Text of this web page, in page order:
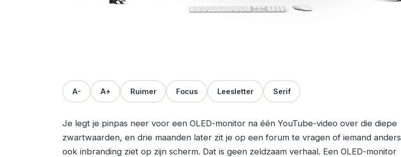
A- A+ Ruimer Focus Leesletter Serif
Je legt je pinpas neer voor een OLED-monitor na één YouTube-video over die diepe
zwartwaarden, en drie maanden later zit je op een forum te vragen of iemand anders
ook inbranding ziet op zijn scherm. Dat is geen zeldzaam verhaal. Een OLED-monitor